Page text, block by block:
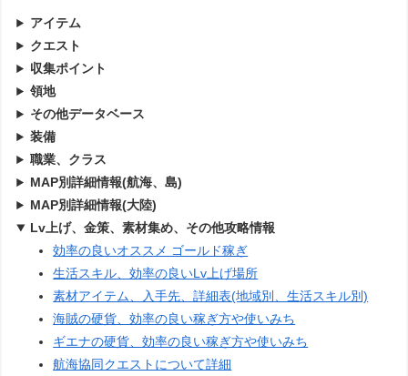
アイテム
クエスト
収集ポイント
領地
その他データベース
装備
職業、クラス
MAP別詳細情報(航海、島)
MAP別詳細情報(大陸)
Lv上げ、金策、素材集め、その他攻略情報
効率の良いオススメ ゴールド稼ぎ
生活スキル、効率の良いLv上げ場所
素材アイテム、入手先、詳細表(地域別、生活スキル別)
海賊の硬貨、効率の良い稼ぎ方や使いみち
ギエナの硬貨、効率の良い稼ぎ方や使いみち
航海協同クエストについて詳細